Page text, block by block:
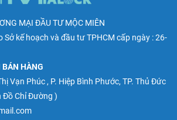
MẠI ĐẦU TƯ MỘC MIÊN
Sở kế hoạch và đầu tư TPHCM cấp ngày : 26-
HÀNG
Vạn Phúc , P. Hiệp Bình Phước, TP. Thủ Đức
Đồ Chỉ Đường )